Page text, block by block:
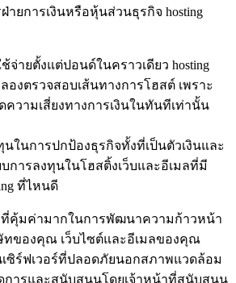
ายการเงินหรือหุ้นส่วนธุรกิจ hosting
ายตั้งแต่ปอนด์ในคราวเดียว hosting
งตรวจสอบเส้นทางการโฮสต์ เพราะ
ความเสี่ยงทางการเงินในทันทีเท่านั้น
ในการปกป้องธุรกิจทั้งที่เป็นตัวเงินและ
การลงทุนในโฮสติ้งเว็บและอีเมลที่มี
ที่ไหนดี
ที่คุ้มค่ามากในการพัฒนาความก้าวหน้า
ทของคุณ เว็บไซต์และอีเมลของคุณ
ซิร์ฟเวอร์ที่ปลอดภัยนอกสภาพแวดล้อม
ารและสนับสนุนโดยเจ้าหน้าที่สนับสนุน